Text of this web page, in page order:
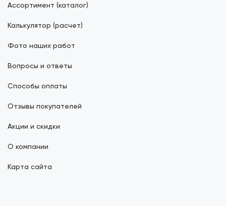
Ассортимент (каталог)
Калькулятор (расчет)
Фото наших работ
Вопросы и ответы
Способы оплаты
Отзывы покупателей
Акции и скидки
О компании
Карта сайта